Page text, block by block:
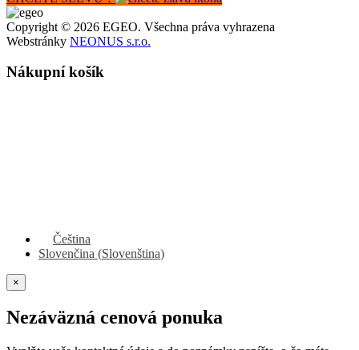
Copyright © 2026 EGEO. Všechna práva vyhrazena
Webstránky NEONUS s.r.o.
Nákupní košík
Čeština
Slovenčina (Slovenština)
×
Nezáväzná cenová ponuka